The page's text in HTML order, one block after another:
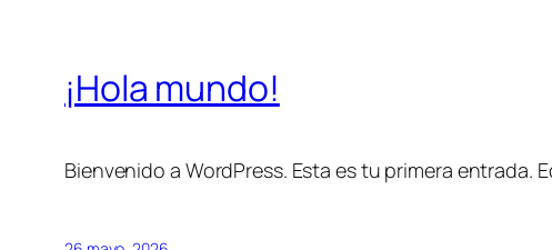
¡Hola mundo!
Bienvenido a WordPress. Esta es tu primera entrada.